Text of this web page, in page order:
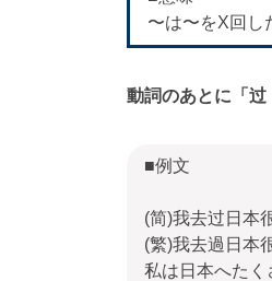
〜は〜をX回し
動詞のあとに「过
■例文
(简)我去过日本
(繁)我去過日本
私は日本へたく